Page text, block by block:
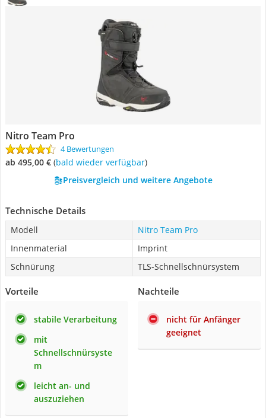
Nitro Team Pro
4 Bewertungen
ab 495,00 € ( Bald wieder verfügbar)
Preisvergleich und weitere Angebote
Technische Details
Modell
Nitro Team Pro
Innenmaterial
Imprint
Schnürung
TLS-Schnellschnürsystem
Vorteile
stabile Verarbeitung
mit
Schnellschnürsyste
m
leicht an- und
auszuziehen
Nachteile
nicht für Anfänger
geeignet